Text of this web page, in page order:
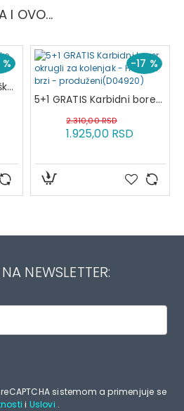
I OVO...
Metalni stalak za hirurške borere
-17 %
5+1 GRATIS Karbidni borer okrugli za kolenjak - H1S RAL brzi - produženi(D04920)
1.925,00 RSD
2.310,00 RSD
NEWSLETTER:
sistemom a primenjuje se
i Uslovi .